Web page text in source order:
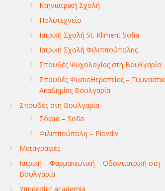
Κτηνιατρική Σχολή
Πολυτεχνείο
Ιατρική Σχολή St. Kliment Sofia
Ιατρική Σχολή Φιλιππούπολης
Σπουδές Ψυχολογίας στη Βουλγαρία
Σπουδές Φυσιοθεραπείας –
Ακαδημίας Βουλγαρία
Σπουδές στη Βουλγαρία
Σόφια – Sofia
Φιλιππούπολη – Plovdiv
Μεταγραφές
Ιατρική – Φαρμακευτική – Οδοντιατρική στη
Βουλγαρία
Υπηρεσίες academia